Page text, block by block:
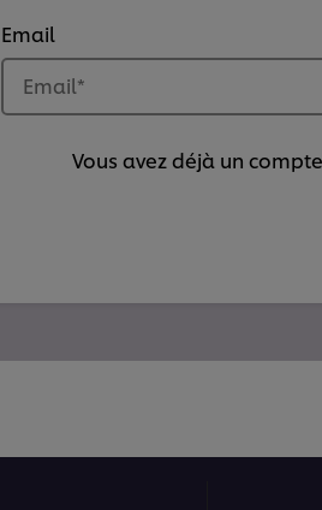
Email
Email*
Vous avez déjà un